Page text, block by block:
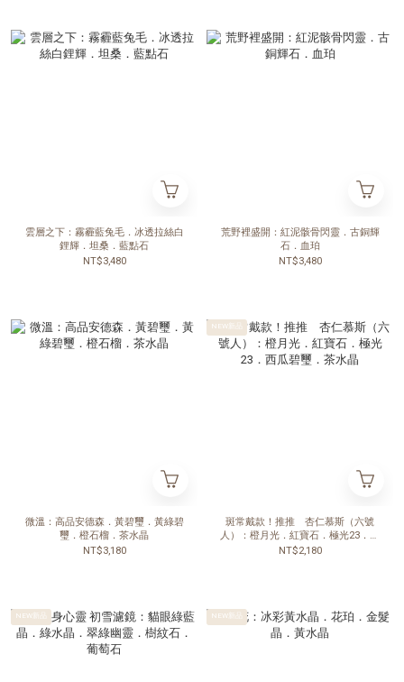
雲層之下：霧霾藍兔毛．冰透拉絲白
鋰輝．坦桑．藍點石
NT$3,480
荒野裡盛開：紅泥骸骨閃靈．古銅輝
石．血珀
NT$3,480
微溫：高品安德森．黃碧璽．黃綠碧
璽．橙石榴．茶水晶
NT$3,180
NEW新品
斑常戴款！推推 杏仁慕斯（六號
人）：橙月光．紅寶石．極光23．西
瓜碧璽．茶水晶
NT$2,180
NEW新品 NEW新品